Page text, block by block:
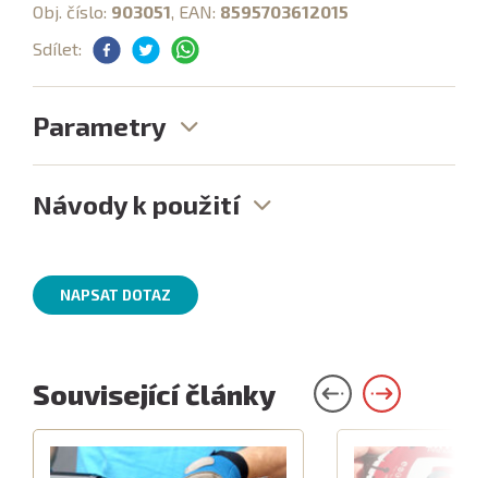
Obj. číslo: 903051, EAN: 8595703612015
Sdílet:
Parametry
Návody k použití
NAPSAT DOTAZ
Související články